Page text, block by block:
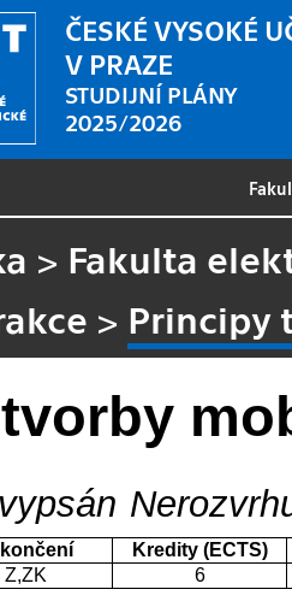
ČESKÉ VYSOKÉ
V PRAZE
STUDIJNÍ PLÁNY
2025/2026
> Fakulta
> Principy
Kredity (ECTS)
Z,ZK 6